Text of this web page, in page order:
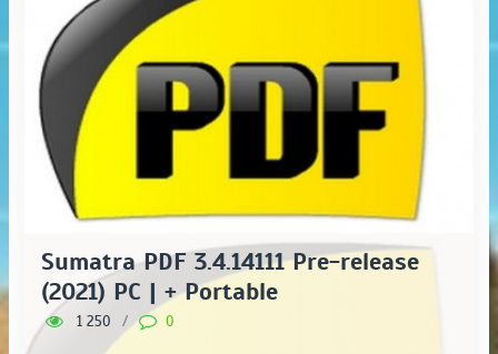
Sumatra PDF 3.4.14111 Pre-release
(2021) PC | + Portable
1 250 / 0